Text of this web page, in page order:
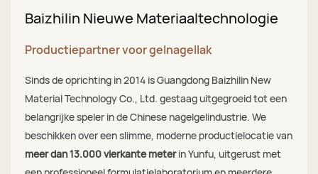
Baizhilin Nieuwe Materiaaltechnologie
Productiepartner voor gelnagellak
Sinds de oprichting in 2014 is Guangdong Baizhilin New
Material Technology Co., Ltd. gestaag uitgegroeid tot een
belangrijke speler in de Chinese nagelgelindustrie. We
beschikken over een slimme, moderne productielocatie van
meer dan 13.000 vierkante meterin Yunfu, uitgerust met